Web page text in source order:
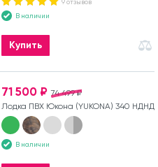
9 отзывов
В наличии
Купить
74 499 ₽
71 500 ₽
Лодка ПВХ Юкона (YUKONA) 340 НДНД
В наличии